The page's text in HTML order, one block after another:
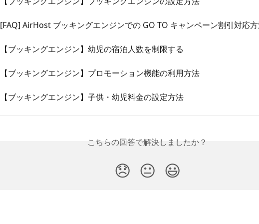
[FAQ] AirHost ブッキングエンジンでの GO TO キャンペーン割引対応
【ブッキングエンジン】幼児の宿泊人数を制限する
【ブッキングエンジン】プロモーション機能の利用方法
【ブッキングエンジン】子供・幼児料金の設定方法
こちらの回答で解決しましたか？
😞 😐 😃